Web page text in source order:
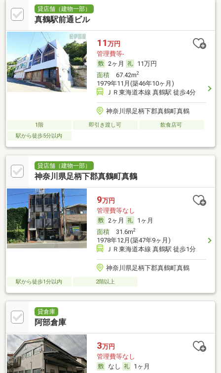
貸店舗（建物一部）
真鶴駅前通ビル
11 万円
管理費等-
2ヶ月
11万円
面積67.42m2
1979年11月(築46年10ヶ月)
ＪＲ東海道本線 真鶴駅 徒歩4分
神奈川県足柄下郡真鶴町真鶴
1階 即引き渡し可
飲食店可
駅から徒歩5分以内
貸店舗（建物一部）
神奈川県足柄下郡真鶴町真鶴
9万円
管理費等なし
2ヶ月
1ヶ月
面積31.6m2
1978年12月(築47年9ヶ月)
ＪＲ東海道本線 真鶴駅 徒歩1分
神奈川県足柄下郡真鶴町真鶴
駅から徒歩1分以内 2階以上
貸倉庫
阿部倉庫
3万円
管理費等なし
なし
1ヶ月